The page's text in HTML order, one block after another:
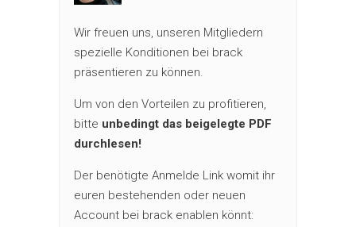
Wir freuen uns, unseren Mitgliedern
spezielle Konditionen bei brack
präsentieren zu können.
Um von den Vorteilen zu profitieren,
bitte unbedingt das beigelegte PDF
durchlesen!
Der benötigte Anmelde Link womit ihr
euren bestehenden oder neuen
Account bei brack enablen könnt: